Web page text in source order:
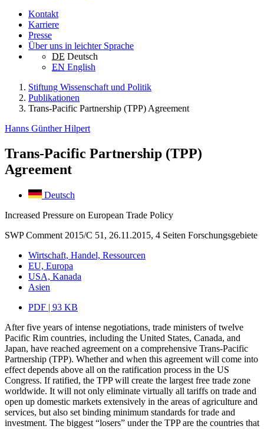
Kontakt
Karriere
Presse
Über uns in leichter Sprache
DE Deutsch
EN English
Stiftung Wissenschaft und Politik
Publikationen
Trans-Pacific Partnership (TPP) Agreement
Hanns Günther Hilpert
Trans-Pacific Partnership (TPP)
Agreement
Deutsch
Increased Pressure on European Trade Policy
SWP Comment 2015/C 51, 26.11.2015, 4 Seiten Forschungsgebiete
Wirtschaft, Handel, Ressourcen
EU, Europa
USA, Kanada
Asien
PDF | 93 KB
After five years of intense negotiations, trade ministers of twelve
Pacific Rim countries, including the United States, Canada, and
Japan, have reached agreement on a comprehensive Trans-Pacific
Partnership (TPP). Whether and when this agreement will come into
effect depends above all on the ratification process in the US
Congress. If ratified, the TPP will create the largest free trade zone
worldwide. It will not only eliminate virtually all tariffs on trade and
open up domestic markets extensively in the areas of agriculture and
services, but also set binding minimum standards for trade and
investment. The biggest “losers” under the TPP are the countries that